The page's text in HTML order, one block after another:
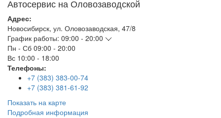
Автосервис на Оловозаводской
Адрес:
Новосибирск, ул. Оловозаводская, 47/8
График работы: 09:00 - 20:00
Пн - Сб 09:00 - 20:00
Вс 10:00 - 18:00
Телефоны:
+7 (383) 383-00-74
+7 (383) 381-61-92
Показать на карте
Подробная информация